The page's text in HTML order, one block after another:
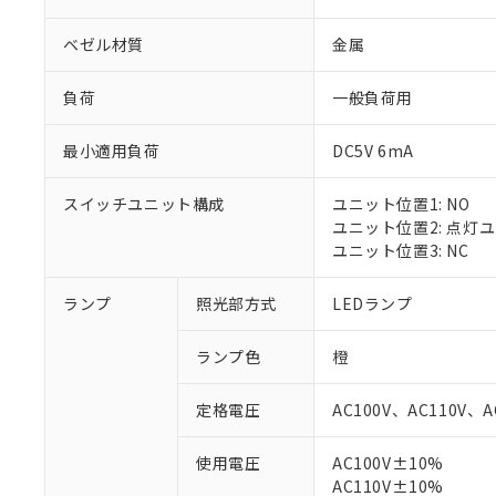
ベゼル材質 金属
負荷 一般負荷用
最小適用負荷 DC5V 6mA
スイッチユニット構成
ユニット位置1: NO
ユニット位置2: 点灯
ユニット位置3: NC
ランプ 照光部方式 LEDランプ
ランプ色 橙
定格電圧 AC100V、AC110V、
使用電圧
AC100V±10%
AC110V±10%
※1 対応状況